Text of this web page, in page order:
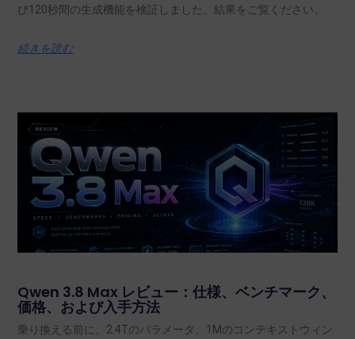
び120秒間の生成機能を検証しました。結果をご覧ください。.
続きを読む
Qwen 3.8 Max レビュー：仕様、ベンチマーク、
価格、および入手方法
乗り換える前に、2.4Tのパラメータ、1Mのコンテキストウィン